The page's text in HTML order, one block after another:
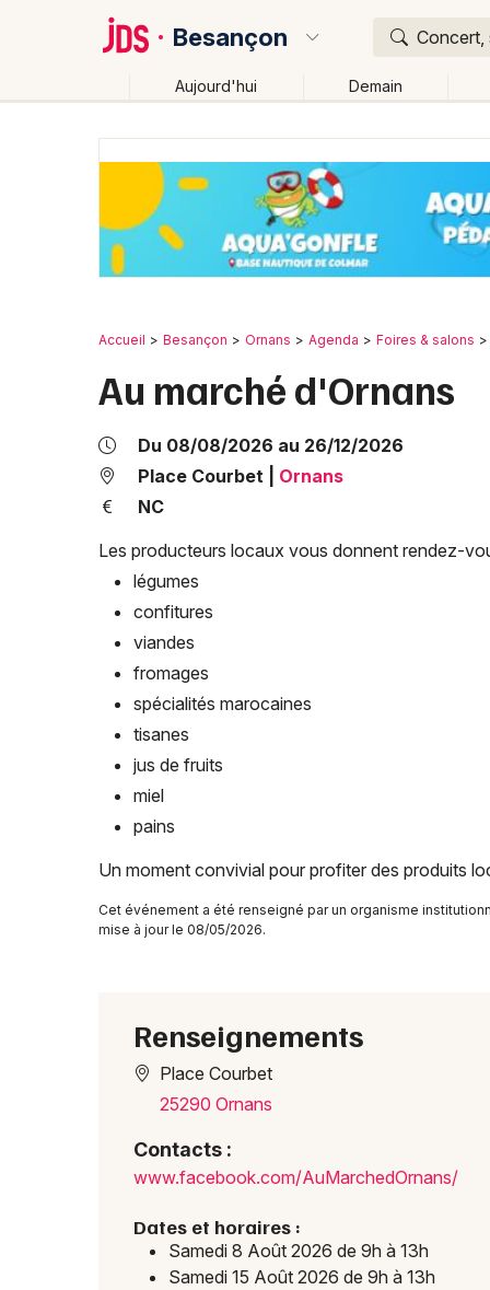
Besançon Concert,
Aujourd'hui Demain
Accueil Besançon Ornans Agenda Foires & salons
Au marché d'Ornans
Du 08/08/2026 au 26/12/2026
Place Courbet
Ornans
NC
Les producteurs locaux vous donnent rendez-
légumes
confitures
viandes
fromages
spécialités marocaines
tisanes
jus de fruits
miel
pains
Un moment convivial pour profiter des produits
Cet événement a été renseigné par un organisme
mise à jour le 08/05/2026.
Renseignements
Place Courbet
25290 Ornans
Contacts :
www.facebook.com/AuMarchedOrnans/
Dates et horaires :
Samedi 8 Août 2026 de 9h à 13h
Samedi 15 Août 2026 de 9h à 13h
Besançon et alentours Doubs (25) Franche-